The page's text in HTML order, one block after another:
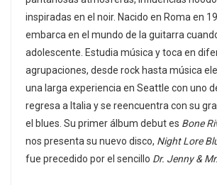
inspiradas en el noir. Nacido en Roma en
embarca en el mundo de la guitarra
adolescente. Estudia música y toca en
agrupaciones, desde rock hasta música
una larga experiencia en Seattle con uno
regresa a Italia y se reencuentra con su
el blues. Su primer álbum debut es Bone
nos presenta su nuevo disco, Night Lore
fue precedido por el sencillo Dr. Jenny &